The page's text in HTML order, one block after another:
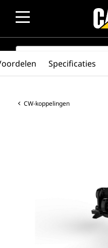
SEARCH
CW-koppelingen
Specificaties